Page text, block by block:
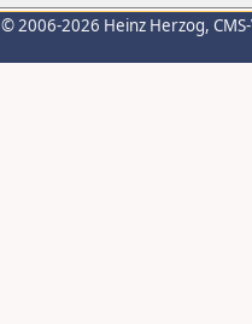
© 2006-2026 Heinz Herzog,